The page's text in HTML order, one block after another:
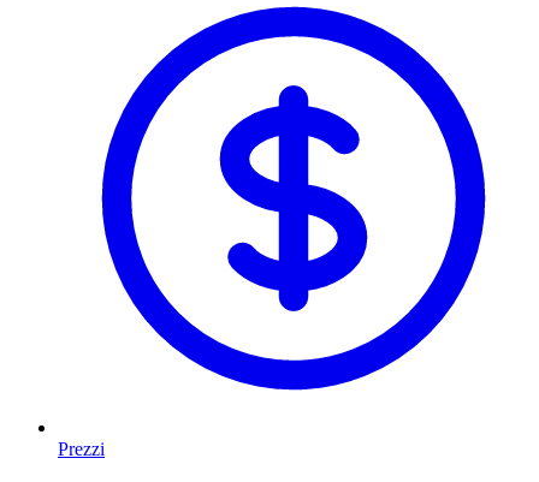
Prezzi